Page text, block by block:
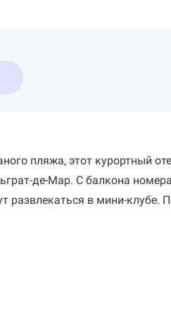
пляжа, этот курортный
де-Мар. С балкона
развлекаться в мини-